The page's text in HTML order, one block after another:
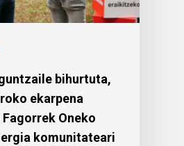
bihurtuta,
ekarpena
Oneko
komunitateari